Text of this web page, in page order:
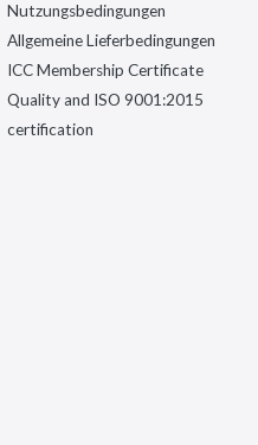
Nutzungsbedingungen
Allgemeine Lieferbedingungen
ICC Membership Certificate
Quality and ISO 9001:2015
certification